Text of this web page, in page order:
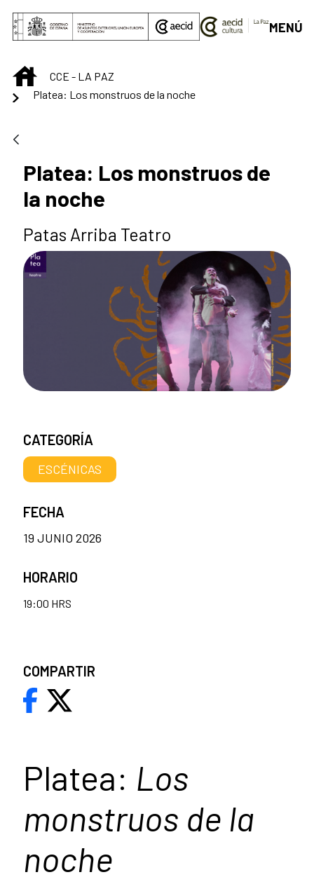
Saut au contenu principal
MENÚ
INICIOCCE - LA PAZ
Platea: Los monstruos de la noche
Platea: Los monstruos de
la noche
Patas Arriba Teatro
Platea: Los
monstruos de la
noche
CATEGORÍA
ESCÉNICAS
FECHA
19 JUNIO 2026
HORARIO
19:00 HRS
COMPARTIR